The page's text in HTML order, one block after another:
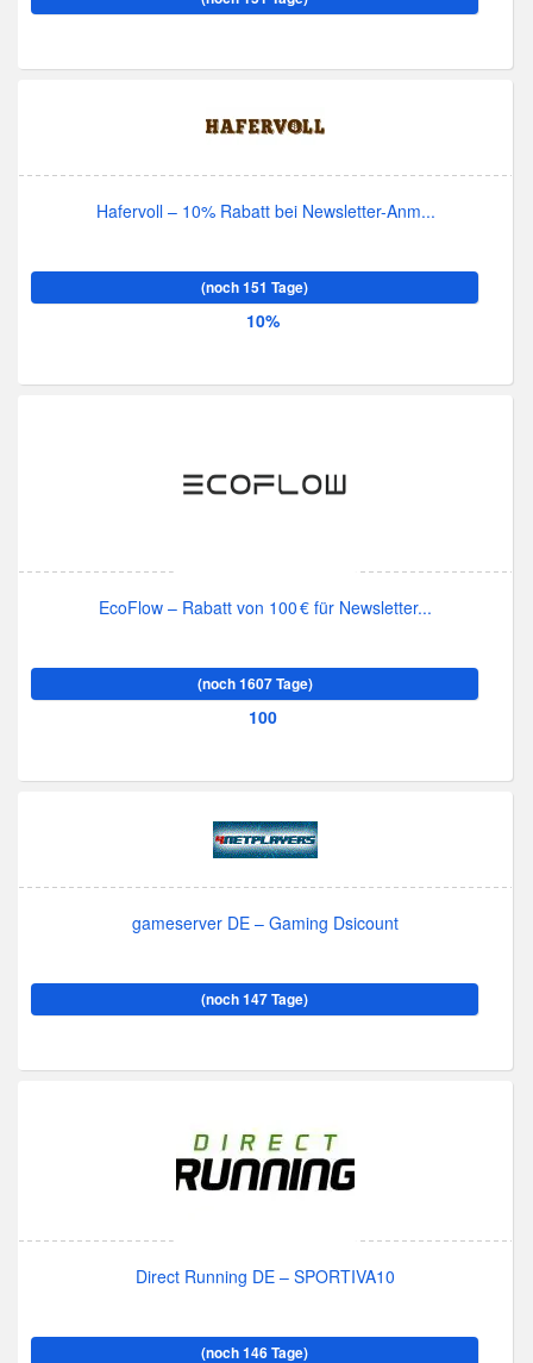
Hafervoll – 10% Rabatt bei Newsletter-Anm...
(noch 151 Tage)
10%
EcoFlow – Rabatt von 100 € für Newsletter...
(noch 1607 Tage)
100
gameserver DE – Gaming Dsicount
(noch 147 Tage)
Direct Running DE – SPORTIVA10
(noch 146 Tage)